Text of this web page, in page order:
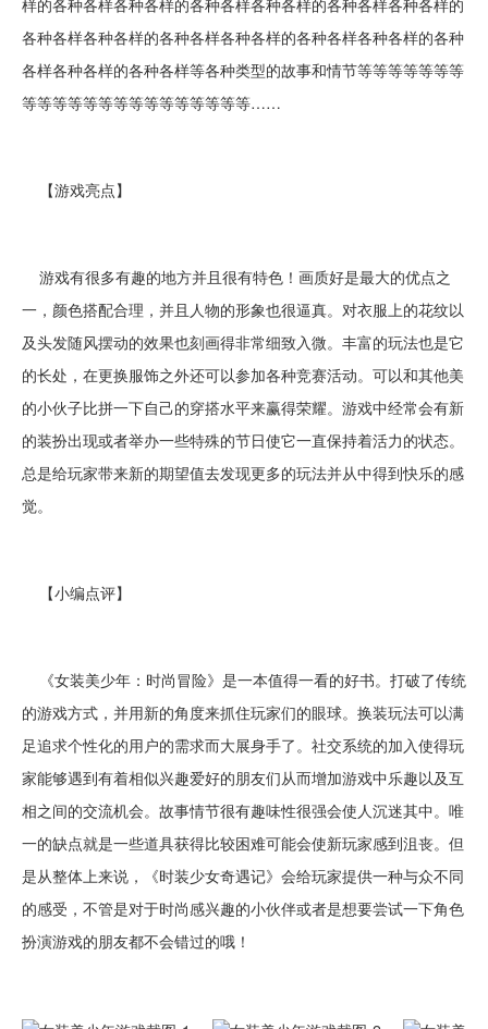
样的各种各样各种各样的各种各样各种各样的各种各样各种各样的
各种各样各种各样的各种各样各种各样的各种各样各种各样的各种
各样各种各样的各种各样等各种类型的故事和情节等等等等等等等
等等等等等等等等等等等等等等等……
【游戏亮点】
游戏有很多有趣的地方并且很有特色！画质好是最大的优点之
一，颜色搭配合理，并且人物的形象也很逼真。对衣服上的花纹以
及头发随风摆动的效果也刻画得非常细致入微。丰富的玩法也是它
的长处，在更换服饰之外还可以参加各种竞赛活动。可以和其他美
的小伙子比拼一下自己的穿搭水平来赢得荣耀。游戏中经常会有新
的装扮出现或者举办一些特殊的节日使它一直保持着活力的状态。
总是给玩家带来新的期望值去发现更多的玩法并从中得到快乐的感
觉。
【小编点评】
《女装美少年：时尚冒险》是一本值得一看的好书。打破了传统
的游戏方式，并用新的角度来抓住玩家们的眼球。换装玩法可以满
足追求个性化的用户的需求而大展身手了。社交系统的加入使得玩
家能够遇到有着相似兴趣爱好的朋友们从而增加游戏中乐趣以及互
相之间的交流机会。故事情节很有趣味性很强会使人沉迷其中。唯
一的缺点就是一些道具获得比较困难可能会使新玩家感到沮丧。但
是从整体上来说，《时装少女奇遇记》会给玩家提供一种与众不同
的感受，不管是对于时尚感兴趣的小伙伴或者是想要尝试一下角色
扮演游戏的朋友都不会错过的哦！